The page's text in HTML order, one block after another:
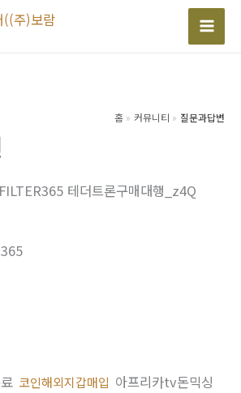
Main
홈 커뮤니티 질문과답변
테더트론구매대행_z4Q
코인해외지갑매입 아프리카tv돈믹싱